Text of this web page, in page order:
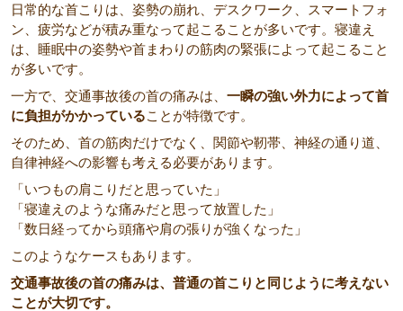
日常的な首こりは、姿勢の崩れ、デスクワーク、スマートフォ
ン、疲労などが積み重なって起こることが多いです。寝違え
は、睡眠中の姿勢や首まわりの筋肉の緊張によって起こること
が多いです。
一方で、交通事故後の首の痛みは、 一瞬の強い外力によって首
に負担がかかっていることが特徴です。
そのため、首の筋肉だけでなく、関節や靭帯、神経の通り道、
自律神経への影響も考える必要があります。
「いつもの肩こりだと思っていた」
「寝違えのような痛みだと思って放置した」
「数日経ってから頭痛や肩の張りが強くなった」
このようなケースもあります。
交通事故後の首の痛みは、普通の首こりと同じように考えない
ことが大切です。